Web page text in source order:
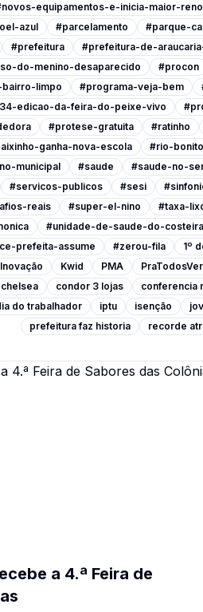
equipamentos-e-inicia-maior-
azul #parcelamento #parque-
#prefeitura #prefeitura-de-
do-menino-desaparecido
#procon
limpo
#programa-veja-bem
edicao-da-feira-do-peixe-vivo
#protese-gratuita #ratinho
ganha-nova-escola #rio-bonito
municipal
#saude #saude-no-
#servicos-publicos #sesi
reais
#super-el-nino #taxa-
#unidade-de-saude-do-costeira
prefeita-assume #zerou-fila 1º
Inovação Kwid PMA
chelsea condor 3 lojas conferencia
do trabalhador
iptu isenção
prefeitura faz historia
recorde
a 4.ª Feira de